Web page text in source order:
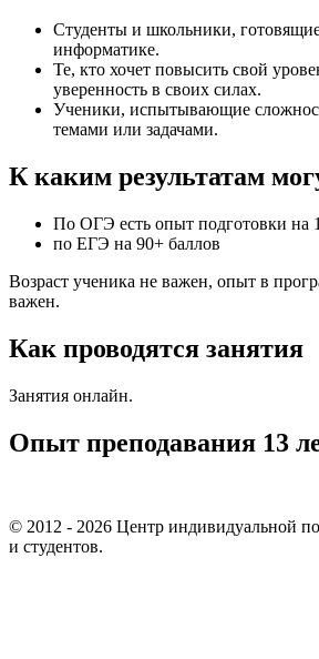
Студенты и школьники,
информатике.
Те, кто хочет повысить свой
уверенность в своих силах.
Ученики, испытывающие
темами или задачами.
К каким результатам
По ОГЭ есть опыт подготовки на
по ЕГЭ на 90+ баллов
Возраст ученика не важен, опыт в
важен.
Как проводятся занятия
Занятия онлайн.
Опыт преподавания 13
© 2012 - 2026 Центр индивидуальной
и студентов.